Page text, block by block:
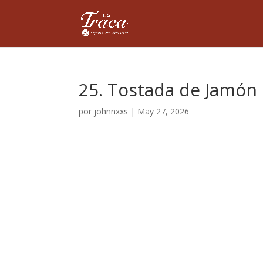
25. Tostada de
por johnnxxs | May 27, 2026